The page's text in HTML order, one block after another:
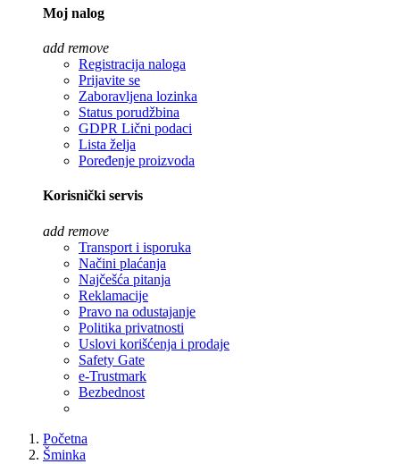
Moj nalog
add remove
Registracija naloga
Prijavite se
Zaboravljena lozinka
Status porudžbina
GDPR Lični podaci
Lista želja
Poređenje proizvoda
Korisnički servis
add remove
Transport i isporuka
Načini plaćanja
Najčešća pitanja
Reklamacije
Pravo na odustajanje
Politika privatnosti
Uslovi korišćenja i prodaje
Safety Gate
e-Trustmark
Bezbednost
Početna
Šminka